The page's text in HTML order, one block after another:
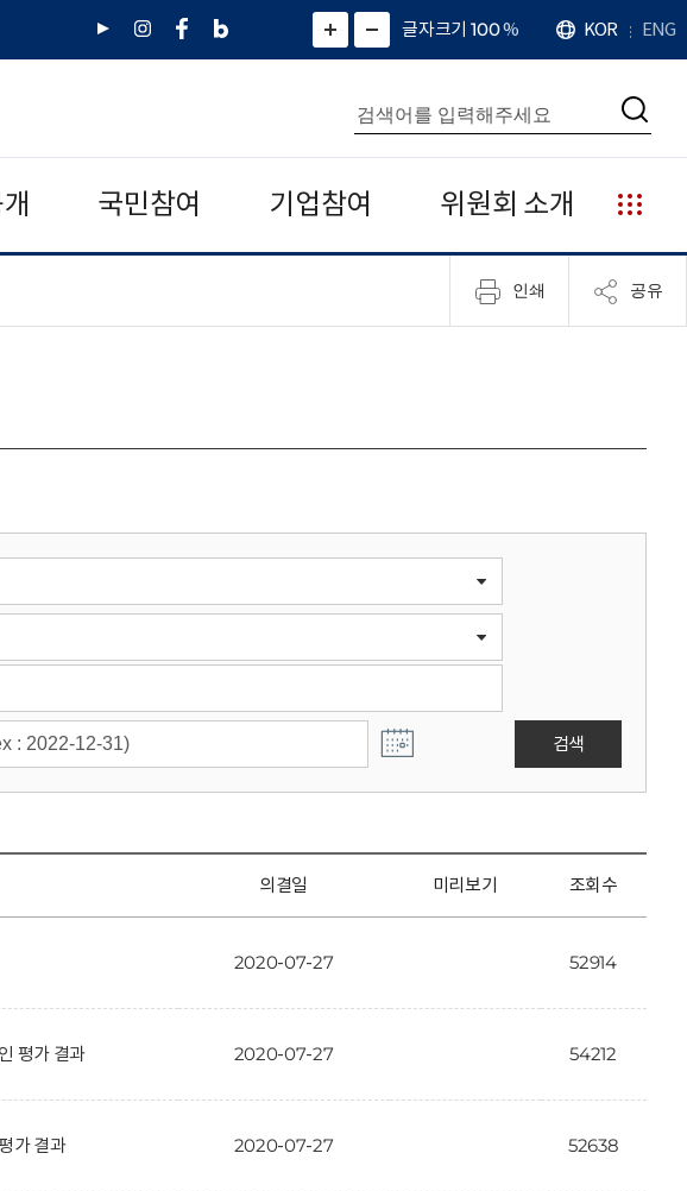
유
인
페
네
그
)
화
면
면
소
확
대
치
글자크기 100%
언
어
KOR ENG
통
합
검
색
검
국민참여 기업참여 위원회 소개
누
리
집
안
인쇄 공유
검색
의결일 미리보기 조회수
2020-07-27 52914
평가 결과 2020-07-27 54212
가 결과 2020-07-27 52638